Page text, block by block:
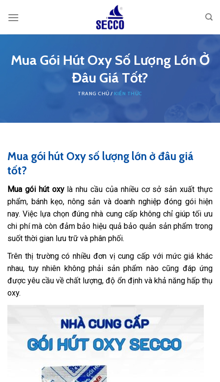
KIẾN THỨC
Mua Gói Hút Oxy Số Lượng Lớn Ở
Đâu Giá Tốt?
Mua gói hút Oxy số lượng lớn ở đâu giá
tốt?
Mua gói hút oxylà nhu cầu của nhiều cơ sở sản xuất thực
phẩm, bánh kẹo, nông sản và doanh nghiệp đóng gói hiện
nay. Việc lựa chọn đúng nhà cung cấp không chỉ giúp tối ưu
chi phí mà còn đảm bảo hiệu quả bảo quản sản phẩm trong
suốt thời gian lưu trữ và phân phối.
Trên thị trường có nhiều đơn vị cung cấp với mức giá khác
nhau, tuy nhiên không phải sản phẩm nào cũng đáp ứng
được yêu cầu về chất lượng, độ ổn định và khả năng hấp thụ
oxy.